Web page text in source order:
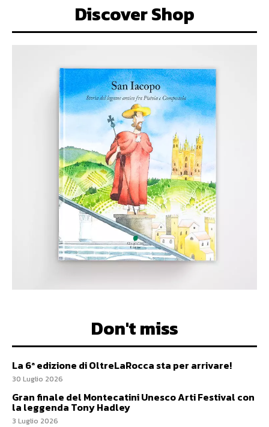
Discover Shop
Don't miss
La 6ª edizione di OltreLaRocca sta per arrivare!
30 Luglio 2026
Gran finale del Montecatini Unesco Arti Festival con
la leggenda Tony Hadley
3 Luglio 2026